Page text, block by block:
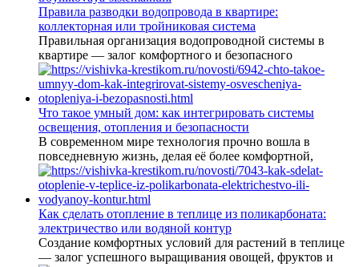
Правила разводки водопровода в квартире:
коллекторная или тройниковая система
Правильная организация водопроводной системы в
квартире — залог комфортного и безопасного
Что такое умный дом: как интегрировать системы
освещения, отопления и безопасности
В современном мире технология прочно вошла в
повседневную жизнь, делая её более комфортной,
Как сделать отопление в теплице из поликарбоната:
электричество или водяной контур
Создание комфортных условий для растений в теплице
— залог успешного выращивания овощей, фруктов и